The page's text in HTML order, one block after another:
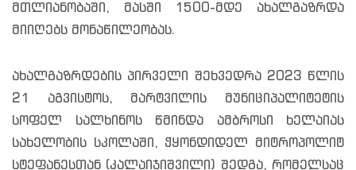
მთლიანობაში, მასში 1500-მდე ახალგაზრდა
მიიღებს მონაწილეობას.
ახალგაზრდების პირველი შეხვედრა 2023 წლის
21 აგვისტოს, მარტვილის მუნიციპალიტეტის
სოფელ სალხინოს წმინდა ამბროსი ხელაიას
სახელობის სკოლაში, ჭყონდიდელ მიტროპოლიტ
სტეფანესთან (კალაიჯიშვილი) შედგა, რომელსაც